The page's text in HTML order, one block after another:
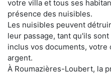
votre villa et tous ses
présence des nuisibles.
Les nuisibles peuvent
leur passage, tant qu'ils
inclus vos documents,
argent.
À Roumazières-Loubert, la